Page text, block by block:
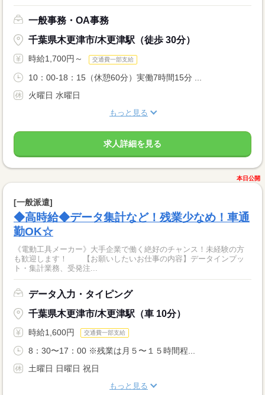
一般事務・OA事務
千葉県木更津市/木更津駅（徒歩 30分）
時給1,700円～ 交通費一部支給
10：00-18：15（休憩60分）実働7時間15分 ...
火曜日 水曜日
もっと見る
求人詳細を見る
本日公開
[一般派遣]
◆高時給◆データ集計など！残業少なめ！車通
勤OK☆
《電動工具メーカー》大手企業で働く絶好のチャンス！未経験の方
も歓迎します！ 【お願いしたいお仕事の内容】データインプッ
ト・集計業務、受発注...
データ入力・タイピング
千葉県木更津市/木更津駅（車 10分）
時給1,600円 交通費一部支給
8：30〜17：00 ※残業は月５〜１５時間程...
土曜日 日曜日 祝日
もっと見る